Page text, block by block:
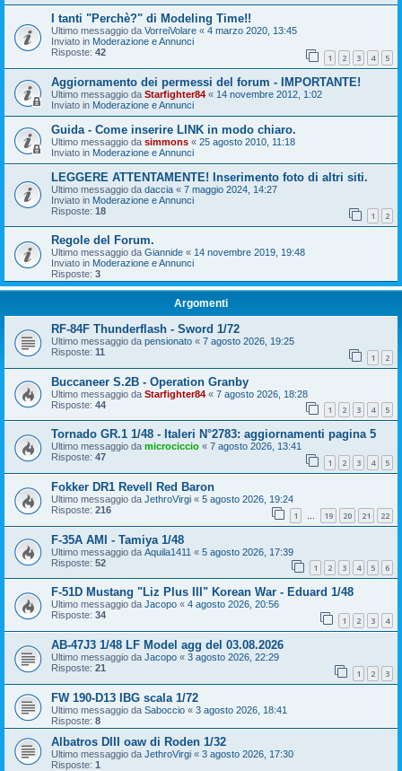
I tanti "Perchè?" di Modeling Time!!
Ultimo messaggio da VorreiVolare « 4 marzo 2020, 13:45
Inviato in Moderazione e Annunci
Risposte: 42 1 2 3 4 5
Aggiornamento dei permessi del forum - IMPORTANTE!
Ultimo messaggio da Starfighter84 « 14 novembre 2012, 1:02
Inviato in Moderazione e Annunci
Guida - Come inserire LINK in modo chiaro.
Ultimo messaggio da simmons « 25 agosto 2010, 11:18
Inviato in Moderazione e Annunci
LEGGERE ATTENTAMENTE! Inserimento foto di altri siti.
Ultimo messaggio da daccia « 7 maggio 2024, 14:27
Inviato in Moderazione e Annunci
Risposte: 18 1 2
Regole del Forum.
Ultimo messaggio da Giannide « 14 novembre 2019, 19:48
Inviato in Moderazione e Annunci
Risposte: 3
Argomenti
RF-84F Thunderflash - Sword 1/72
Ultimo messaggio da pensionato « 7 agosto 2026, 19:25
Risposte: 11 1 2
Buccaneer S.2B - Operation Granby
Ultimo messaggio da Starfighter84 « 7 agosto 2026, 18:28
Risposte: 44 1 2 3 4 5
Tornado GR.1 1/48 - Italeri N°2783: aggiornamenti pagina 5
Ultimo messaggio da microciccio « 7 agosto 2026, 13:41
Risposte: 47 1 2 3 4 5
Fokker DR1 Revell Red Baron
Ultimo messaggio da JethroVirgi « 5 agosto 2026, 19:24
Risposte: 216 1 … 19 20 21 22
F-35A AMI - Tamiya 1/48
Ultimo messaggio da Aquila1411 « 5 agosto 2026, 17:39
Risposte: 52 1 2 3 4 5 6
F-51D Mustang "Liz Plus III" Korean War - Eduard 1/48
Ultimo messaggio da Jacopo « 4 agosto 2026, 20:56
Risposte: 34 1 2 3 4
AB-47J3 1/48 LF Model agg del 03.08.2026
Ultimo messaggio da Jacopo « 3 agosto 2026, 22:29
Risposte: 21 1 2 3
FW 190-D13 IBG scala 1/72
Ultimo messaggio da Saboccio « 3 agosto 2026, 18:41
Risposte: 8
Albatros DIII oaw di Roden 1/32
Ultimo messaggio da JethroVirgi « 3 agosto 2026, 17:30
Risposte: 1